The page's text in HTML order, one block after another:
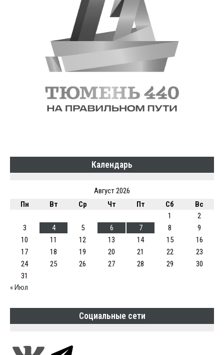
Календарь
Август 2026
Пн
Вт Ср Чт Пт Сб
Вс
1
2
3
4 5 6 7 8
9
10
11 12 13 14 15
16
17
18 19 20 21 22
23
24
25 26 27 28 29
30
31
« Июл
Социальные сети